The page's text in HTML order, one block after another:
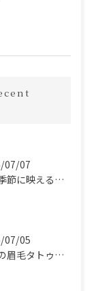
07/07
七夕の季節に映える眉毛タトゥー技術
07/05
梅雨時の眉毛タトゥー美容法